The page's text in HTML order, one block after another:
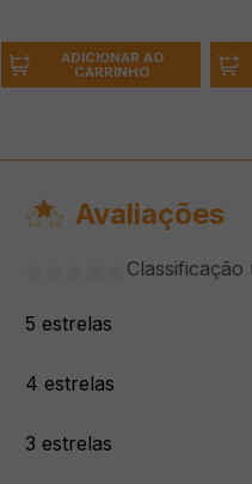
ADICIONAR AO
CARRINHO
Avaliações
Classificação
5 estrelas
4 estrelas
3 estrelas